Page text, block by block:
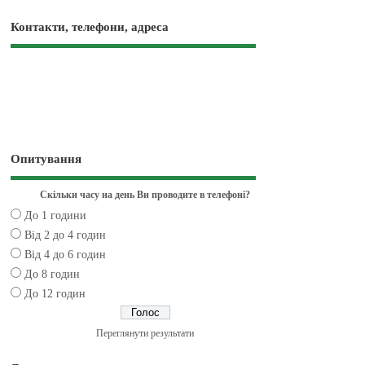
Контакти, телефони, адреса
Опитування
Скільки часу на день Ви проводите в телефоні?
До 1 години
Від 2 до 4 годин
Від 4 до 6 годин
До 8 годин
До 12 годин
Переглянути результати